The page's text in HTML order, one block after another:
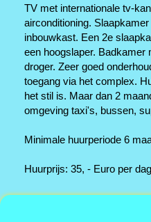
TV met internationale tv-
airconditioning.
inbouwkast. Een 2e
een hoogslaper. Badkamer
droger. Zeer goed
toegang via het complex.
het stil is. Maar dan 2
omgeving taxi's, bussen,
Minimale huurperiode 6
Huurprijs: 35, - Euro per dag